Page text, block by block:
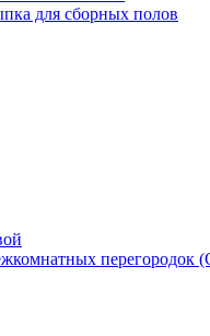
для сборных полов
перегородок